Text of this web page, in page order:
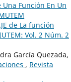
Una Función En Un
de La función
Vol. 2 Núm. 2
García Quezada,
, Revista